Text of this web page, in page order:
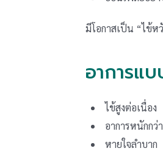
มีโอกาสเป็น “ไข้ห
อาการแ
ไข้สูงต่อเนื่อง
อาการหนักกว่
หายใจลำบาก